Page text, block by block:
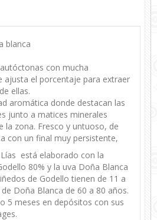
blanca
con mucha
ajusta el porcentaje para extraer
ellas.
aromática donde destacan las
junto a matices minerales
la zona. Fresco y untuoso, de
con un final muy persistente,
está elaborado con la
80% y la uva Doña Blanca
de Godello tienen de 11 a
Doña Blanca de 60 a 80 años.
5 meses en depósitos con sus